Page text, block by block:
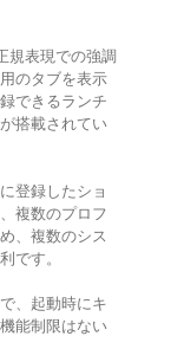
規表現での強調
のタブを表示
できるランチ
搭載されてい
登録したショ
複数のプロフ
、複数のシス
です。
、起動時にキ
能制限はない